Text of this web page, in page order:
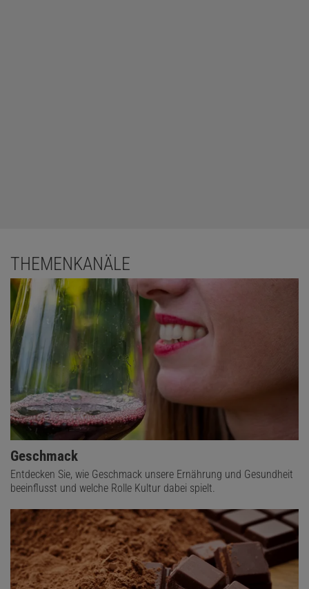
THEMENKANÄLE
Geschmack
Entdecken Sie, wie Geschmack unsere Ernährung und Gesundheit
beeinflusst und welche Rolle Kultur dabei spielt.